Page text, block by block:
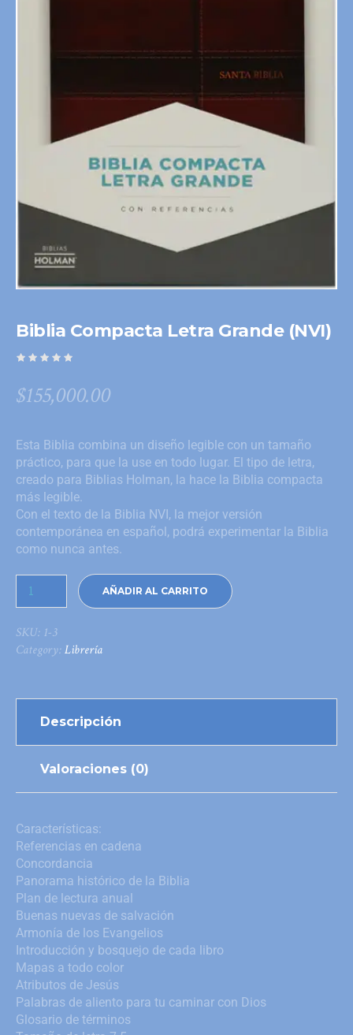
Biblia Compacta Letra Grande (NVI)
$155,000.00
Esta Biblia combina un diseño legible con un tamaño
práctico, para que la use en todo lugar. El tipo de letra,
creado para Biblias Holman, la hace la Biblia compacta
más legible.
Con el texto de la Biblia NVI, la mejor versión
contemporánea en español, podrá experimentar la Biblia
como nunca antes.
AÑADIR AL CARRITO
SKU: 1-3
Category:Librería
Descripción
Valoraciones (0)
Características:
Referencias en cadena
Concordancia
Panorama histórico de la Biblia
Plan de lectura anual
Buenas nuevas de salvación
Armonía de los Evangelios
Introducción y bosquejo de cada libro
Mapas a todo color
Atributos de Jesús
Palabras de aliento para tu caminar con Dios
Glosario de términos